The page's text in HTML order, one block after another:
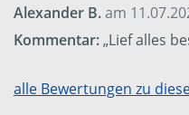
Alexander B.am
Kommentar:„Lief alles
alle Bewertungen zu